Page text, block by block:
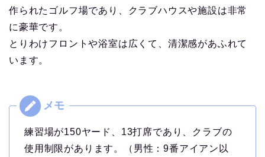
作られたゴルフ場であり、クラブハウスや施設は非常
に豪華です。
とりわけフロントや浴室は広くて、清潔感があふれて
います。
練習場が150ヤード、13打席であり、クラブの
使用制限があります。（男性：9番アイアン以